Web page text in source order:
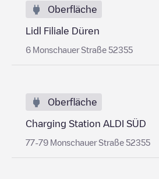
Oberfläche
Lidl Filiale Düren
6 Monschauer Straße 52355
Oberfläche
Charging Station ALDI SÜD
77-79 Monschauer Straße 52355